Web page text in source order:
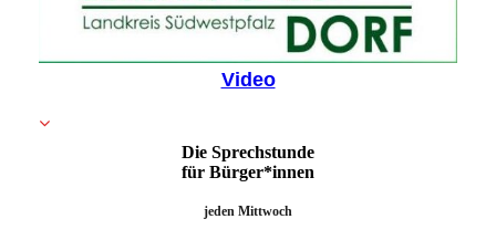
Video
Die Sprechstunde
für Bürger*innen
jeden Mittwoch